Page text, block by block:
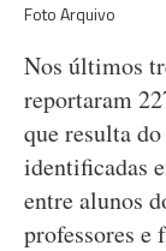
Foto Arquivo
Nos últimos
reportaram
que resulta
identificadas
entre alunos
professores e